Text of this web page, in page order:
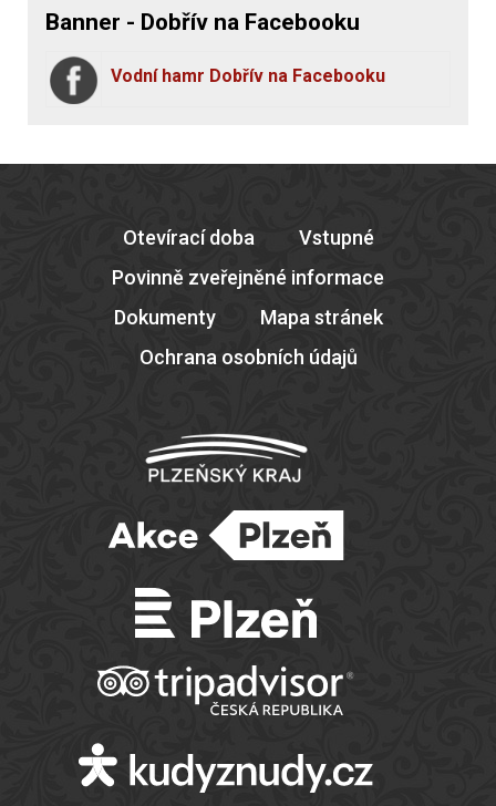
Banner - Dobřív na Facebooku
Vodní hamr Dobřív na Facebooku
Otevírací doba
Vstupné
Povinně zveřejněné informace
Dokumenty
Mapa stránek
Ochrana osobních údajů